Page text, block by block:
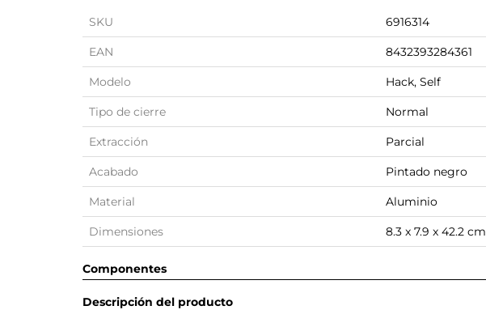
SKU 6916314
EAN 8432393284361
Modelo Hack, Self
Tipo de cierre Normal
Extracción Parcial
Acabado Pintado negro
Material Aluminio
Dimensiones 8.3 x 7.9 x 42.2 cm
Componentes
Descripción del producto